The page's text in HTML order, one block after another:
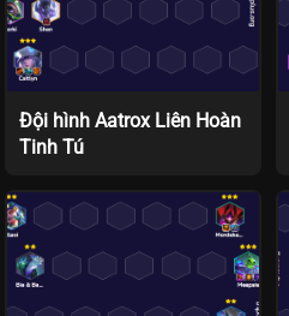
Đội hình Aatrox Liên Hoàn
Tinh Tú